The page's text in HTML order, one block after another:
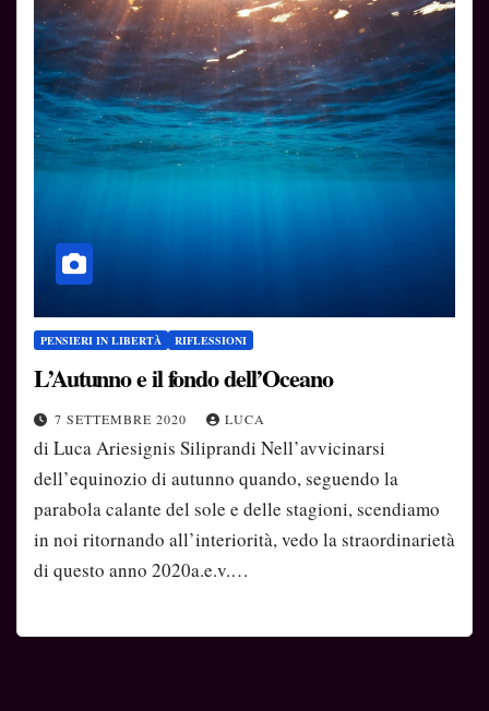
PENSIERI IN LIBERTÀ RIFLESSIONI
L’Autunno e il fondo dell’Oceano
7 SETTEMBRE 2020 LUCA
di Luca Ariesignis Siliprandi Nell’avvicinarsi
dell’equinozio di autunno quando, seguendo la
parabola calante del sole e delle stagioni, scendiamo
in noi ritornando all’interiorità, vedo la straordinarietà
di questo anno 2020a.e.v.…